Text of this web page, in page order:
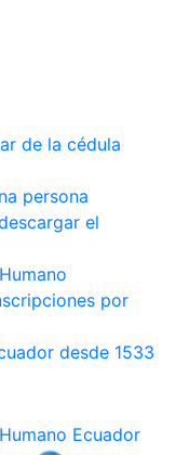
de la cédula
persona
el
por
desde 1533
Ecuador